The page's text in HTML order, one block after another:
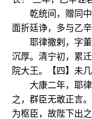
乾统间，赠同中
面折廷诤，多与乙
耶律撒剌，字董
沉厚。清宁初，累
院大王。【四】未
大康二年，耶律
之，群臣无敢正言
为枢臣，故陛下出